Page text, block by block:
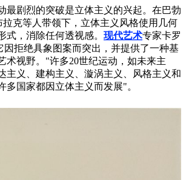
最剧烈的突破是立体主义的兴起。在巴勃
拉克等人带领下，立体主义风格使用几何
式，消除任何透视感。 现代艺术专家卡罗
因拒绝具象图案而突出，并提供了一种基
术视野。"许多20世纪运动，如未来主
主义、建构主义、漩涡主义、风格主义和
多国家都因立体主义而发展"。